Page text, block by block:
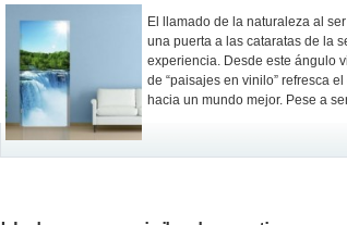
El llamado de la naturaleza al
una puerta a las cataratas de la
experiencia. Desde este ángulo
de “paisajes en vinilo” refresca
hacia un mundo mejor. Pese a